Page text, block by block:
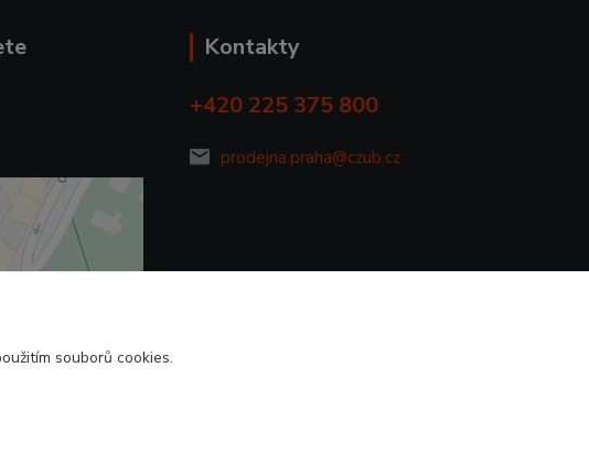
Kontakty
+420 225 375 800
prodejna.praha@czub.cz
souborů cookies.